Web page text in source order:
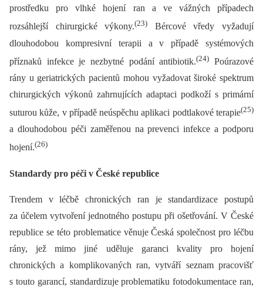
prostředku pro vlhké hojení ran a ve vážných případech
rozsáhlejší chirurgické výkony.(23) Bércové vředy vyžadují
dlouhodobou kompresivní terapii a v případě systémových
příznaků infekce je nezbytné podání antibiotik.(24) Poúrazové
rány u geriatrických pacientů mohou vyžadovat široké spektrum
chirurgických výkonů zahrnujících adaptaci podkoží s primární
suturou kůže, v případě neúspěchu aplikaci podtlakové terapie(25)
a dlouhodobou péči zaměřenou na prevenci infekce a podporu
hojení.(26)
Standardy pro péči v České republice
Trendem v léčbě chronických ran je standardizace postupů
za účelem vytvoření jednotného postupu při ošetřování. V České
republice se této problematice věnuje Česká společnost pro léčbu
rány, jež mimo jiné uděluje garanci kvality pro hojení
chronických a komplikovaných ran, vytváří seznam pracovišť
s touto garancí, standardizuje problematiku fotodokumentace ran,